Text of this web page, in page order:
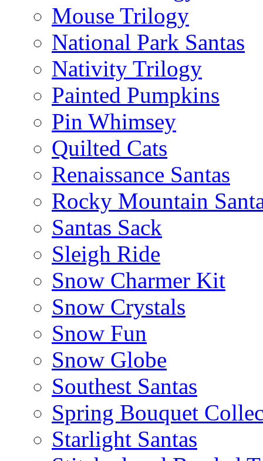
Mouse Trilogy
National Park Santas
Nativity Trilogy
Painted Pumpkins
Pin Whimsey
Quilted Cats
Renaissance Santas
Rocky Mountain
Santas Sack
Sleigh Ride
Snow Charmer Kit
Snow Crystals
Snow Fun
Snow Globe
Southest Santas
Spring Bouquet
Starlight Santas